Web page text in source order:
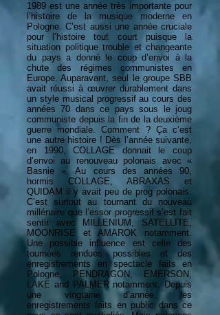
1989 est une année très importante pour
l’histoire de la musique moderne en
Pologne. C’est aussi une année cruciale
pour l’histoire tout court puisque la
situation politique trouble et changeante
du pays a donné le coup d’envoi à la
chute des régimes communistes en
Europe. Auparavant, seul le groupe SBB
avait réussi à œuvrer durablement dans
un style musical progressif au cours des
années 70 dans ce pays sous le joug
communiste depuis la fin de la deuxième
guerre mondiale. Comment ? Ça c’est
une autre histoire ! Dès l’année suivante,
en 1990, COLLAGE donnait le coup
d’envoi au renouveau polonais avec «
Basnie ». Au cours des années 90,
hormis COLLAGE, ABRAXAS et
QUIDAM il y avait peu de prog polonais.
C’est surtout au tournant du nouveau
millénaire que l’essor progressif s’est fait
sentir avec MILLENIUM, SATELLITE,
MOONRISE et AMAROK notamment.
Une possible influence est celle des
tournées rendues possibles et des
enregistrements en spectacle faits en
Pologne, PENDRAGON, EMERSON,
LAKE and PALMER notamment. Depuis
une vingtaine d’année, les
enregistrements faits en public dans ce